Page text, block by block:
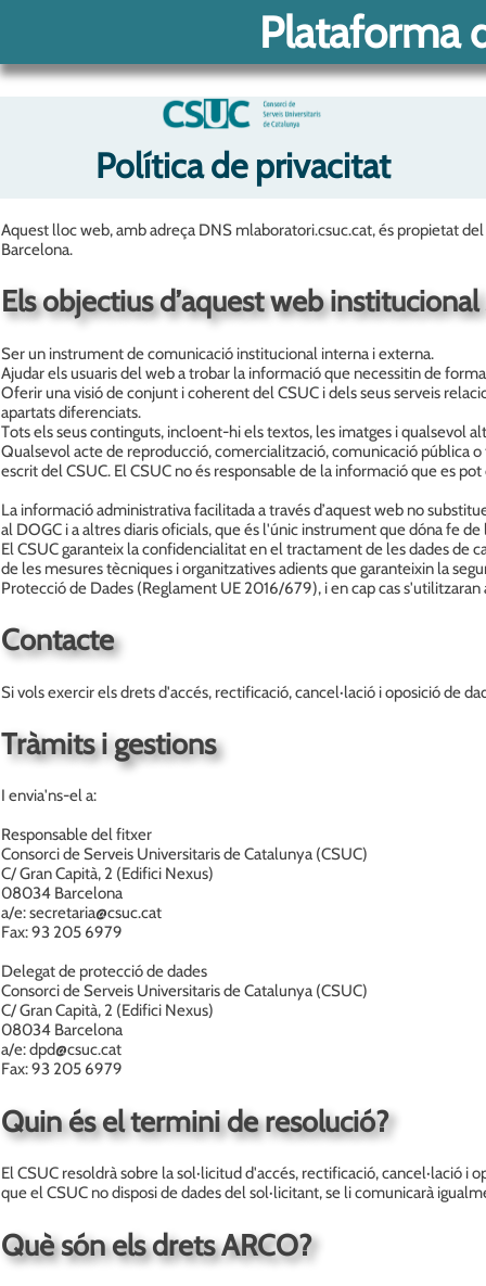
Plataforma
Política de privacitat
Aquest lloc web, amb adreça DNS mlaboratori.csuc.cat, és propietat
Barcelona.
Els objectius d’aquest web institucional
Ser un instrument de comunicació institucional interna i externa.
Ajudar els usuaris del web a trobar la informació que necessitin de
Oferir una visió de conjunt i coherent del CSUC i dels seus serveis
apartats diferenciats.
Tots els seus continguts, incloent-hi els textos, les imatges i qualsevol
Qualsevol acte de reproducció, comercialització, comunicació pública
escrit del CSUC. El CSUC no és responsable de la informació que es
La informació administrativa facilitada a través d’aquest web no
al DOGC i a altres diaris oficials, que és l'únic instrument que dóna fe
El CSUC garanteix la confidencialitat en el tractament de les dades de
de les mesures tècniques i organitzatives adients que garanteixin la
Protecció de Dades (Reglament UE 2016/679), i en cap cas
Contacte
Si vols exercir els drets d'accés, rectificació, cancel·lació i oposició de
Tràmits i gestions
I envia'ns-el a:
Responsable del fitxer
Consorci de Serveis Universitaris de Catalunya (CSUC)
C/ Gran Capità, 2 (Edifici Nexus)
08034 Barcelona
a/e: secretaria@csuc.cat
Fax: 93 205 6979
Delegat de protecció de dades
Consorci de Serveis Universitaris de Catalunya (CSUC)
C/ Gran Capità, 2 (Edifici Nexus)
08034 Barcelona
a/e: dpd@csuc.cat
Fax: 93 205 6979
Quin és el termini de resolució?
El CSUC resoldrà sobre la sol·licitud d'accés, rectificació, cancel·lació
que el CSUC no disposi de dades del sol·licitant, se li comunicarà
Què són els drets ARCO?